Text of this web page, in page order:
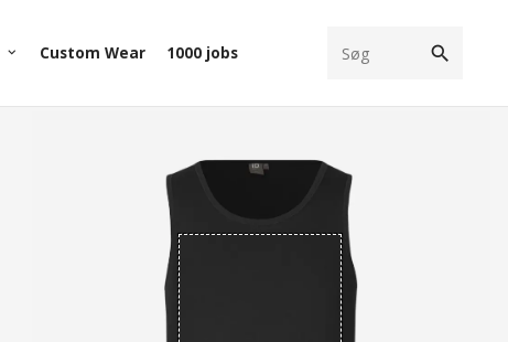
keyboard_arrow_down Custom Wear 1000 jobs search